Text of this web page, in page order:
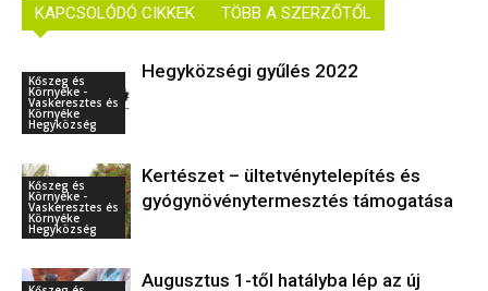
KAPCSOLÓDÓ CIKKEK TÖBB A SZERZŐTŐL
Kőszeg és
Környéke -
Vaskeresztes és
Környéke
Hegyközség
Hegyközségi gyűlés 2022
Kőszeg és
Környéke -
Vaskeresztes és
Környéke
Hegyközség
Kertészet – ültetvénytelepítés és
gyógynövénytermesztés támogatása
Augusztus 1-től hatályba lép az új